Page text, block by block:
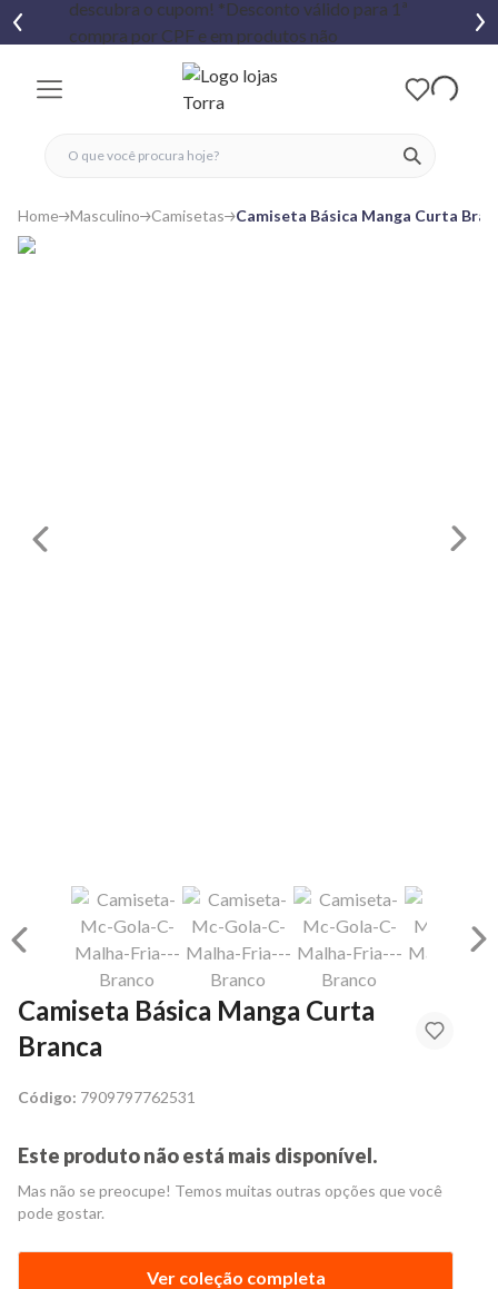
ver
fechar menu
fechar menu
favoritos
Home Masculino Camisetas Camiseta Básica Manga Curta
Camiseta Básica Manga Curta
Branca
Código: 7909797762531
Este produto não está mais disponível.
Mas não se preocupe! Temos muitas outras opções que você
pode gostar.
Ver coleção completa